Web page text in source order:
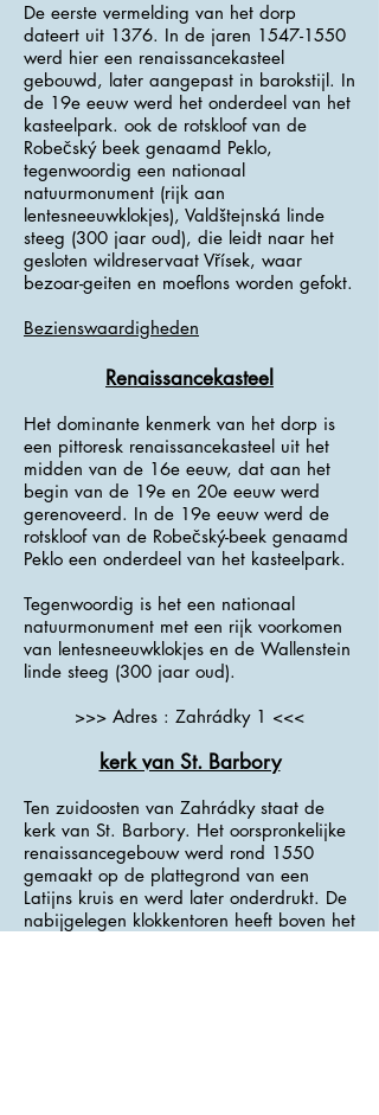
De eerste vermelding van het dorp
dateert uit 1376. In de jaren 1547-1550
werd hier een renaissancekasteel
gebouwd, later aangepast in barokstijl. In
de 19e eeuw werd het onderdeel van het
kasteelpark. ook de rotskloof van de
Robečský beek genaamd Peklo,
tegenwoordig een nationaal
natuurmonument (rijk aan
lentesneeuwklokjes), Valdštejnská linde
steeg (300 jaar oud), die leidt naar het
gesloten wildreservaat Vřísek, waar
bezoar-geiten en moeflons worden gefokt.
Bezienswaardigheden
Renaissancekasteel
Het dominante kenmerk van het dorp is
een pittoresk renaissancekasteel uit het
midden van de 16e eeuw, dat aan het
begin van de 19e en 20e eeuw werd
gerenoveerd. In de 19e eeuw werd de
rotskloof van de Robečský-beek genaamd
Peklo een onderdeel van het kasteelpark.
Tegenwoordig is het een nationaal
natuurmonument met een rijk voorkomen
van lentesneeuwklokjes en de Wallenstein
linde steeg (300 jaar oud).
>>> Adres : Zahrádky 1 <<<
kerk van St. Barbory
Ten zuidoosten van Zahrádky staat de
kerk van St. Barbory. Het oorspronkelijke
renaissancegebouw werd rond 1550
gemaakt op de plattegrond van een
Latijns kruis en werd later onderdrukt. De
nabijgelegen klokkentoren heeft boven het